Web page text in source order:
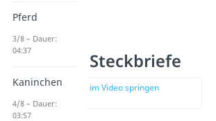
Tierarten — Steckbriefe
zur Stelle im Video springen
Pferd
3/8 – Dauer:
04:37
Kaninchen
4/8 – Dauer:
03:57